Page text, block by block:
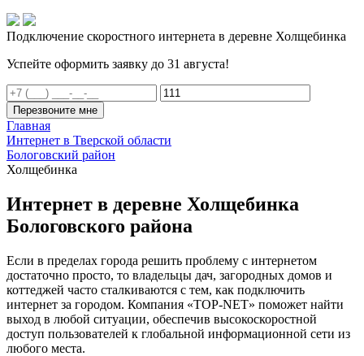
Подключение скоростного интернета в деревне Холщебинка
Успейте оформить заявку до 31 августа!
Перезвоните мне
Главная
Интернет в Тверской области
Бологовский район
Холщебинка
Интернет в деревне Холщебинка
Бологовского района
Если в пределах города решить проблему с интернетом
достаточно просто, то владельцы дач, загородных домов и
коттеджей часто сталкиваются с тем, как подключить
интернет за городом. Компания «TOP-NET» поможет найти
выход в любой ситуации, обеспечив высокоскоростной
доступ пользователей к глобальной информационной сети из
любого места.